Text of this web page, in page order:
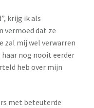
krijg ik als
vermoed dat ze
zal mij wel verwarren
nog nooit eerder
heb over mijn
met beteuterde